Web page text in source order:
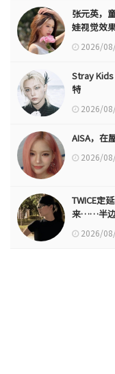
张元英，
娃视觉效
2026/
Stray
特
2026/
AISA，在
2026/
TWICE定
来……半
2026/